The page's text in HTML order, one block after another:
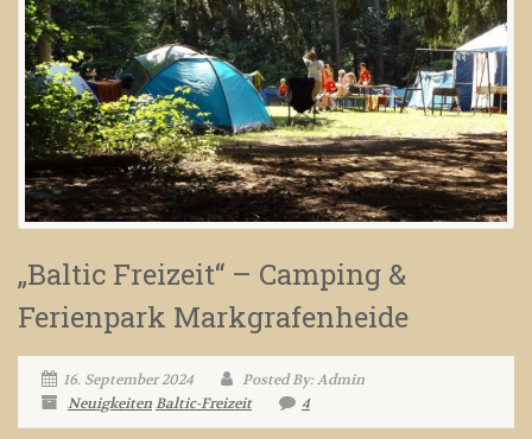
„Baltic Freizeit“ – Camping &
Ferienpark Markgrafenheide
16. September 2024
Posted By: Admin
NeuigkeitenBaltic-Freizeit 4